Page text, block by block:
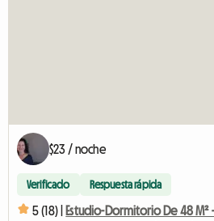
$23 / noche
Verificado Respuesta rápida
5 (18) |